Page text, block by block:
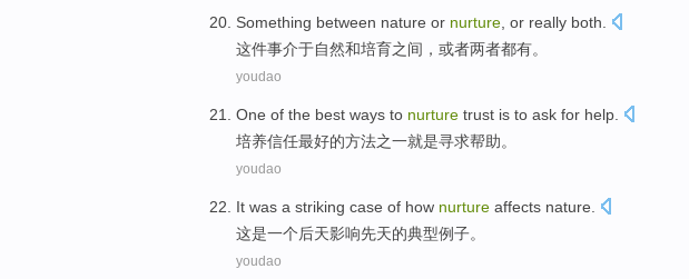
Something between nature or nurture or really both
这件事介于自然和培育之间 ， 或者两者都有。
youdao
One of the best ways to nurture trust is to ask for help
培养信任最好的方法之一就是寻求帮助。
youdao
It was a striking case of how nurture affects nature.
这是一个后天影响先天的典型例子。
youdao